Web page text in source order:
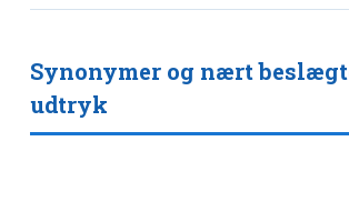
Synonymer og nært
udtryk